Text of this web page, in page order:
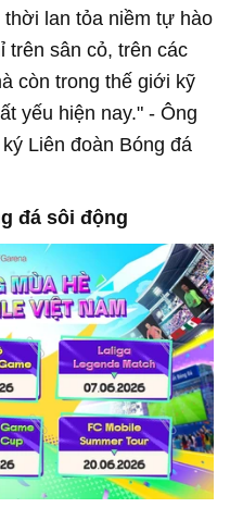
lan tỏa niềm tự hào
trên sân cỏ, trên các
còn trong thế giới kỹ
yếu hiện nay." - Ông
Liên đoàn Bóng đá
đá sôi động